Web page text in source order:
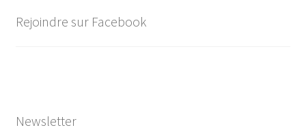
Rejoindre sur Facebook
Newsletter